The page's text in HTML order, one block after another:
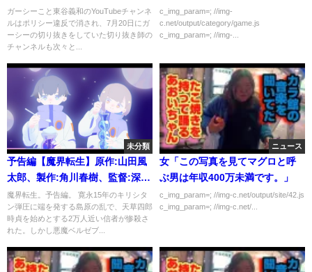
和の切り抜きまで続々消された
裏側の見えない圧力は実在す
る…【青汁王子切り抜き ガーシ
ガーシーこと東谷義和のYouTubeチャンネ
ルはポリシー違反で消され、7月20日にガ
ーシーの切り抜きをしていた切り抜き師の
チャンネルも次々と...
なぁ」→結果
c_img_param=; //img-
c.net/output/category/game.js
c_img_param=; //img-...
未分類
予告編【魔界転生】原作:山田風
太郎、製作:角川春樹、監督:深作
欣二。沢田研二、千葉真一、緒
形拳、成田三樹夫、若山富三
郎、真田広之、室田日出男、佳
魔界転生。予告編。 寛永15年のキリシタ
ン弾圧に端を発する島原の乱で、天草四郎
時貞を始めとする2万人近い信者が惨殺さ
れた。しかし悪魔ベルゼブ...
ニュース
女「この写真を見てマグロと呼
ぶ男は年収400万未満です。」
c_img_param=; //img-c.net/output/site/42.js
c_img_param=; //img-c.net/...